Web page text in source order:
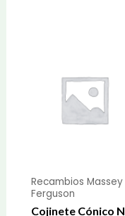
Recambios Massey
Ferguson
Cojinete Cónico N